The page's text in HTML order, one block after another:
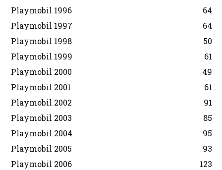
Playmobil 1996
64
Playmobil 1997
64
Playmobil 1998
50
Playmobil 1999
61
Playmobil 2000
49
Playmobil 2001
61
Playmobil 2002
91
Playmobil 2003
85
Playmobil 2004
95
Playmobil 2005
93
Playmobil 2006
123